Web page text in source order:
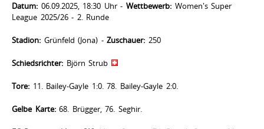
Datum: 06.09.2025, 18:30 Uhr - Wettbewerb: Women's Super
League 2025/26 - 2. Runde
Stadion: Grünfeld (Jona) -Zuschauer: 250
Schiedsrichter: Björn Strub
Tore: 11. Bailey-Gayle 1:0. 78. Bailey-Gayle 2:0.
Gelbe Karte:68. Brügger, 76. Seghir.